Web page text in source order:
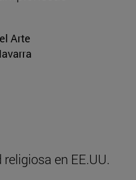
Arte
en EE.UU.